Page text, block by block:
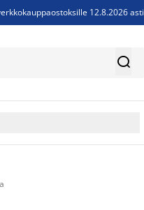
12.8.2026 asti
Säästä jopa 60% 